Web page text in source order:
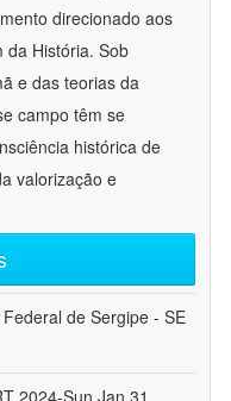
direcionado aos
da História. Sob
e das teorias da
campo têm se
histórica de
valorização e
de Sergipe - SE